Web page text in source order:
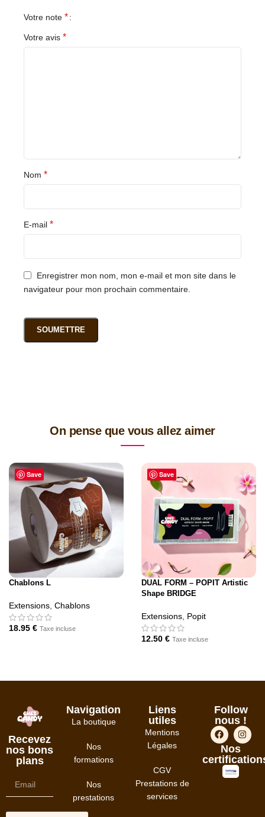
Votre note *
Votre avis *
Nom *
E-mail *
Enregistrer mon nom, mon e-mail et mon site dans le
navigateur pour mon prochain commentaire.
On pense que vous allez aimer
Save
Chablons L
Extensions Chablons
18.95 € Taxe incluse
Save
DUAL FORM – POPIT Artistic
Shape BRIDGE
Extensions, Popit
12.50 € Taxe incluse
Recevez
nos bons
plans
Navigation
La boutique
Nos
formations
Nos
prestations
Liens
utiles
Mentions
Légales
CGV
Prestations de
services
Follow
nous !
Nos